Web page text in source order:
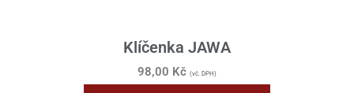
Klíčenka JAWA
98,00 Kč (vč. DPH)